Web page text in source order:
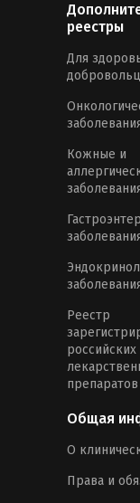
реестры
Для
Кожные и
Реестр
российских
препаратов
Общая
О
Права и